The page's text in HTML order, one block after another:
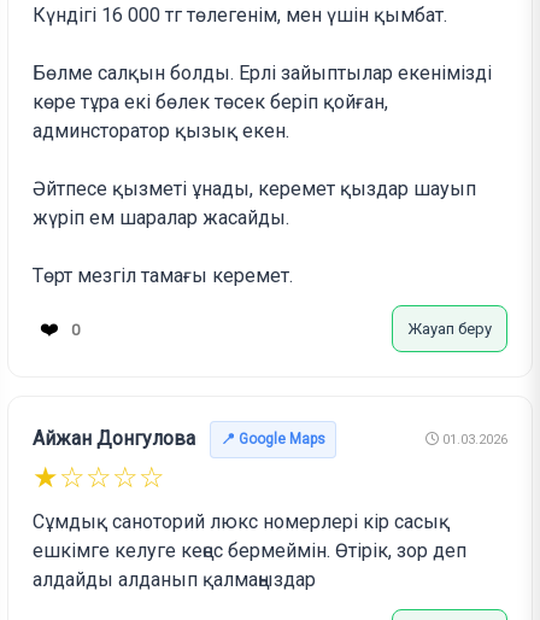
Күндігі 16 000 тг төлегенім, мен үшін қымбат.
Бөлме салқын болды. Ерлі зайыптылар екенімізді
көре тұра екі бөлек төсек беріп қойған,
админсторатор қызық екен.
Әйтпесе қызметі ұнады, керемет қыздар шауып
жүріп ем шаралар жасайды.
Төрт мезгіл тамағы керемет.
❤️ 0 Жауап беру
Айжан Донгулова 📍 Google Maps 01.03.2026
★☆☆☆☆
Сұмдық саноторий люкс номерлері кір сасық
ешкімге келуге кеңес бермеймін. Өтірік, зор деп
алдайды алданып қалмаңыздар